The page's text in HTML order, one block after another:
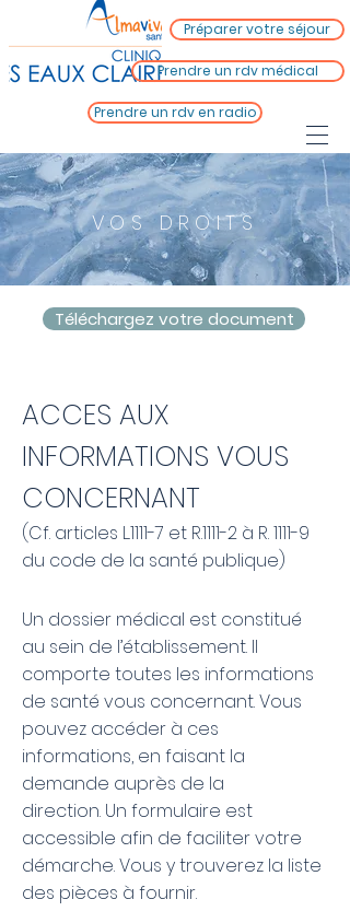
Préparer votre séjour
Prendre un rdv médical
Prendre un rdv en radio
VOS DROITS
Téléchargez votre document
ACCES AUX
INFORMATIONS VOUS
CONCERNANT
(Cf. articles L.1111-7 et R.1111-2 à R. 1111-9
du code de la santé publique)
Un dossier médical est constitué
au sein de l’établissement. Il
comporte toutes les informations
de santé vous concernant. Vous
pouvez accéder à ces
informations, en faisant la
demande auprès de la
direction. Un formulaire est
accessible afin de faciliter votre
démarche. Vous y trouverez la liste
des pièces à fournir.